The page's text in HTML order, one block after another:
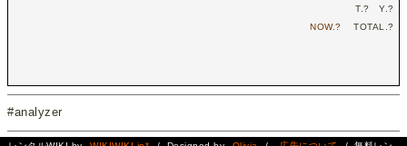
T.? Y.?
NOW.? TOTAL.?
#analyzer